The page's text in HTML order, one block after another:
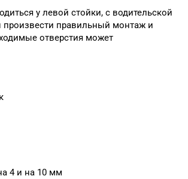
у левой стойки, с водительской
правильный монтаж и
отверстия может
4 и на 10 мм